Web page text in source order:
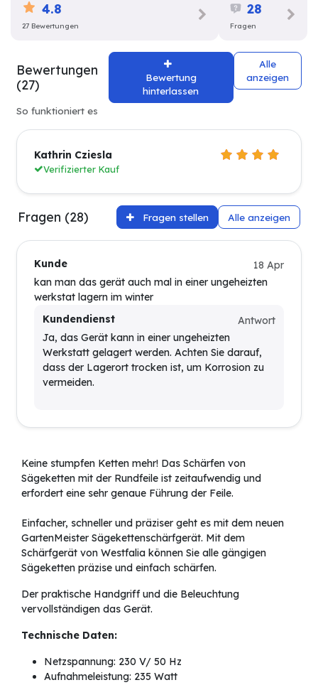
4.8
27 Bewertungen
28
Fragen
Bewertungen
(27)
Bewertung
hinterlassen
Alle
anzeigen
So funktioniert es
Kathrin Cziesla
Verifizierter Kauf
Fragen (28) Fragen stellen Alle anzeigen
Kunde
18 Apr
kan man das gerät auch mal in einer ungeheizten
werkstat lagern im winter
Kundendienst
Antwort
Ja, das Gerät kann in einer ungeheizten
Werkstatt gelagert werden. Achten Sie darauf,
dass der Lagerort trocken ist, um Korrosion zu
vermeiden.
Keine stumpfen Ketten mehr! Das Schärfen von
Sägeketten mit der Rundfeile ist zeitaufwendig und
erfordert eine sehr genaue Führung der Feile.
Einfacher, schneller und präziser geht es mit dem neuen
GartenMeister Sägekettenschärfgerät. Mit dem
Schärfgerät von Westfalia können Sie alle gängigen
Sägeketten präzise und einfach schärfen.
Der praktische Handgriff und die Beleuchtung
vervollständigen das Gerät.
Technische Daten:
Netzspannung: 230 V/ 50 Hz
Aufnahmeleistung: 235 Watt